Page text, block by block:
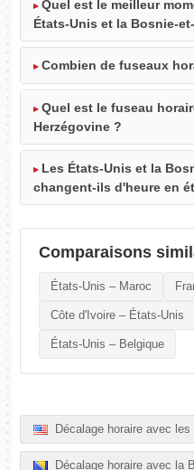
Quel est le meilleur
États-Unis et la Bosnie-
Combien de fuseaux
Quel est le fuseau
Herzégovine ?
Les États-Unis et la
changent-ils d'heure en
Comparaisons
États-Unis – Maroc
Côte d'Ivoire – États-Unis
États-Unis – Belgique
Décalage horaire avec
Décalage horaire avec la